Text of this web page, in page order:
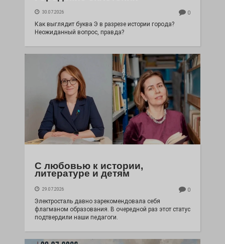
30.07.2026 0
Как выглядит буква Э в разрезе истории города?
Неожиданный вопрос, правда?
С любовью к истории,
литературе и детям
29.07.2026 0
Электросталь давно зарекомендовала себя
флагманом образования. В очередной раз этот статус
подтвердили наши педагоги.